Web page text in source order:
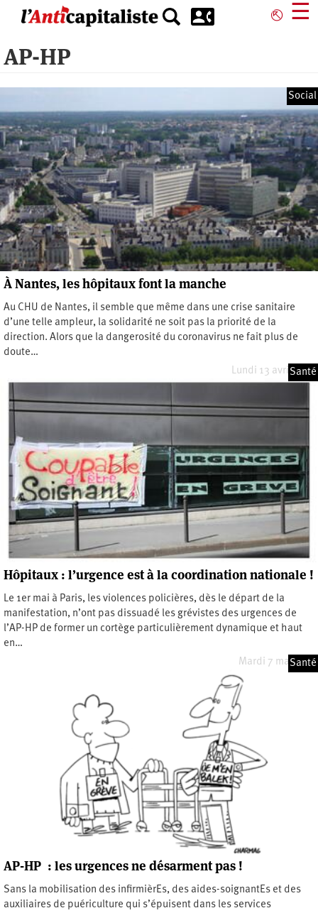
principal
⎋ ☰
AP-HP
Social
À Nantes, les hôpitaux font la manche
Au CHU de Nantes, il semble que même dans une crise sanitaire
d’une telle ampleur, la solidarité ne soit pas la priorité de la
direction. Alors que la dangerosité du coronavirus ne fait plus de
doute…
Lundi 13 avril 2020
Santé
Hôpitaux : l’urgence est à la coordination nationale !
Le 1er mai à Paris, les violences policières, dès le départ de la
manifestation, n’ont pas dissuadé les grévistes des urgences de
l’AP-HP de former un cortège particulièrement dynamique et haut
en…
Mardi 7 mai 2019
Santé
AP-HP : les urgences ne désarment pas !
Sans la mobilisation des infirmièrEs, des aides-soignantEs et des
auxiliaires de puériculture qui s’épuisent dans les services